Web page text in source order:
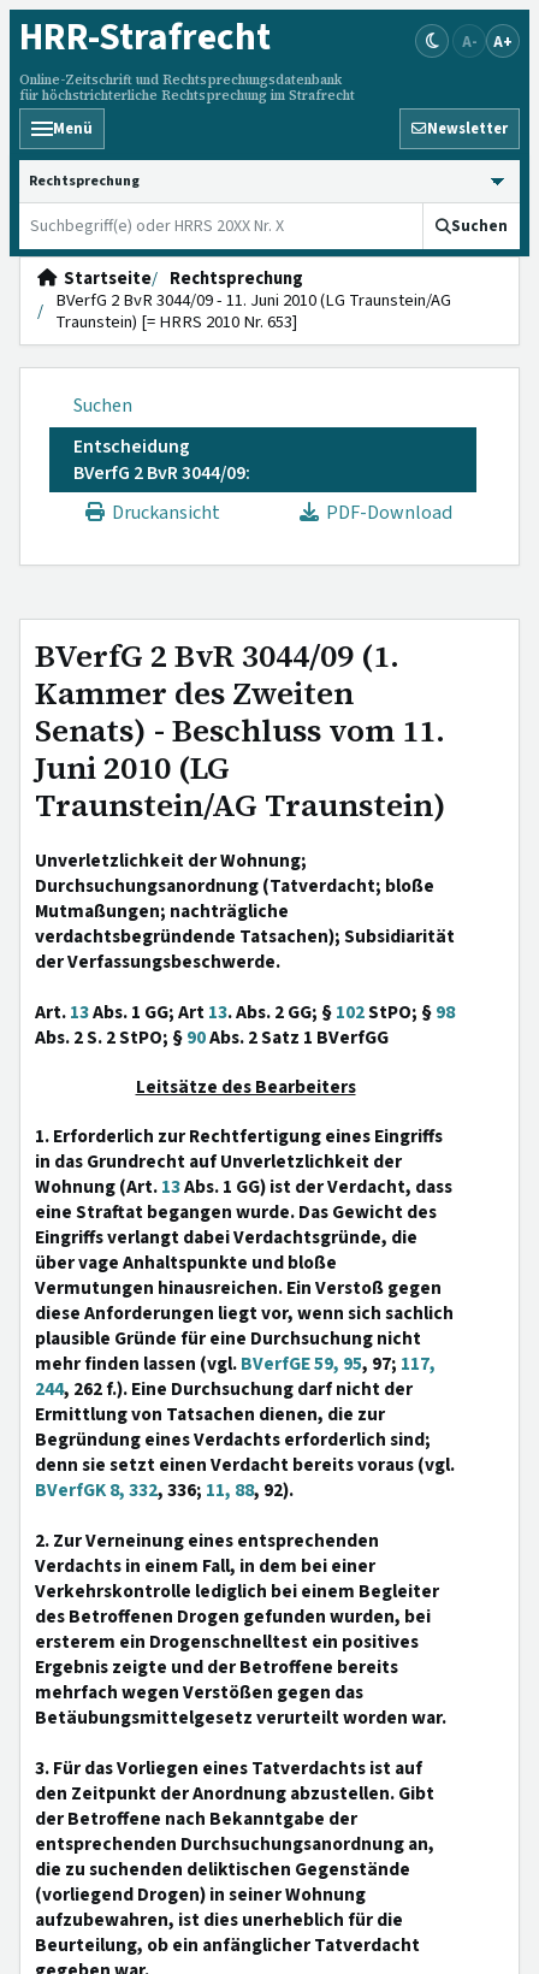
HRR-Strafrecht
Online-Zeitschrift und Rechtsprechungsdatenbank
für höchstrichterliche Rechtsprechung im Strafrecht
A- A+
Menü Newsletter
HRRS durchsuchen
Suchen
Startseite
Rechtsprechung
BVerfG 2 BvR 3044/09 - 11. Juni 2010 (LG Traunstein/AG
Traunstein) [= HRRS 2010 Nr. 653]
Suchen
Entscheidung
BVerfG 2 BvR 3044/09:
Druckansicht
PDF-Download
BVerfG 2 BvR 3044/09 (1.
Kammer des Zweiten
Senats) - Beschluss vom 11.
Juni 2010 (LG
Traunstein/AG Traunstein)
Unverletzlichkeit der Wohnung;
Durchsuchungsanordnung (Tatverdacht; bloße
Mutmaßungen; nachträgliche
verdachtsbegründende Tatsachen); Subsidiarität
der Verfassungsbeschwerde.
Art.13Abs. 1 GG; Art13. Abs. 2 GG; §102StPO; §98
Abs. 2 S. 2 StPO; §90Abs. 2 Satz 1 BVerfGG
Leitsätze des Bearbeiters
1. Erforderlich zur Rechtfertigung eines Eingriffs
in das Grundrecht auf Unverletzlichkeit der
Wohnung (Art.13Abs. 1 GG) ist der Verdacht, dass
eine Straftat begangen wurde. Das Gewicht des
Eingriffs verlangt dabei Verdachtsgründe, die
über vage Anhaltspunkte und bloße
Vermutungen hinausreichen. Ein Verstoß gegen
diese Anforderungen liegt vor, wenn sich sachlich
plausible Gründe für eine Durchsuchung nicht
mehr finden lassen (vgl.BVerfGE 59, 95, 97; 117,
244, 262 f.). Eine Durchsuchung darf nicht der
Ermittlung von Tatsachen dienen, die zur
Begründung eines Verdachts erforderlich sind;
denn sie setzt einen Verdacht bereits voraus (vgl.
BVerfGK 8, 332, 336; 11, 88, 92).
2. Zur Verneinung eines entsprechenden
Verdachts in einem Fall, in dem bei einer
Verkehrskontrolle lediglich bei einem Begleiter
des Betroffenen Drogen gefunden wurden, bei
ersterem ein Drogenschnelltest ein positives
Ergebnis zeigte und der Betroffene bereits
mehrfach wegen Verstößen gegen das
Betäubungsmittelgesetz verurteilt worden war.
3. Für das Vorliegen eines Tatverdachts ist auf
den Zeitpunkt der Anordnung abzustellen. Gibt
der Betroffene nach Bekanntgabe der
entsprechenden Durchsuchungsanordnung an,
die zu suchenden deliktischen Gegenstände
(vorliegend Drogen) in seiner Wohnung
aufzubewahren, ist dies unerheblich für die
Beurteilung, ob ein anfänglicher Tatverdacht